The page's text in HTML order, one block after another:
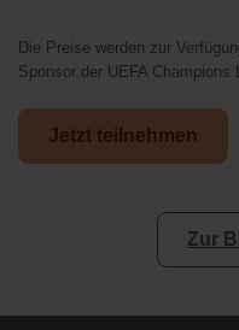
Die Preise werden zur
Sponsor der UEFA Champions
Jetzt teilnehmen
Zur